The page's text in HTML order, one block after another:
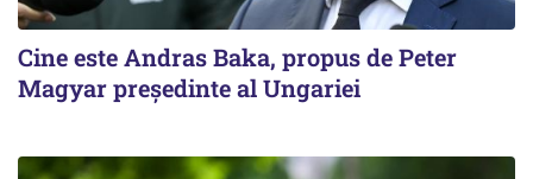
Cine este Andras Baka, propus de Peter
Magyar președinte al Ungariei